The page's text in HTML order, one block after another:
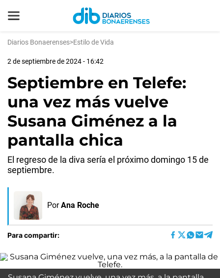
Diarios Bonaerenses>Estilo de Vida
2 de septiembre de 2024 - 16:42
Septiembre en Telefe:
una vez más vuelve
Susana Giménez a la
pantalla chica
El regreso de la diva sería el próximo domingo 15 de
septiembre.
Por Ana Roche
Para compartir: